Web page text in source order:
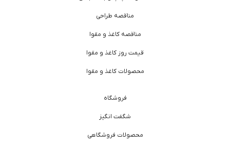
مناقصه طراحی
مناقصه کاغذ و مقوا
قیمت روز کاغذ و مقوا
محصولات کاغذ و مقوا
فروشگاه
شگفت انگیز
محصولات فروشگاهی